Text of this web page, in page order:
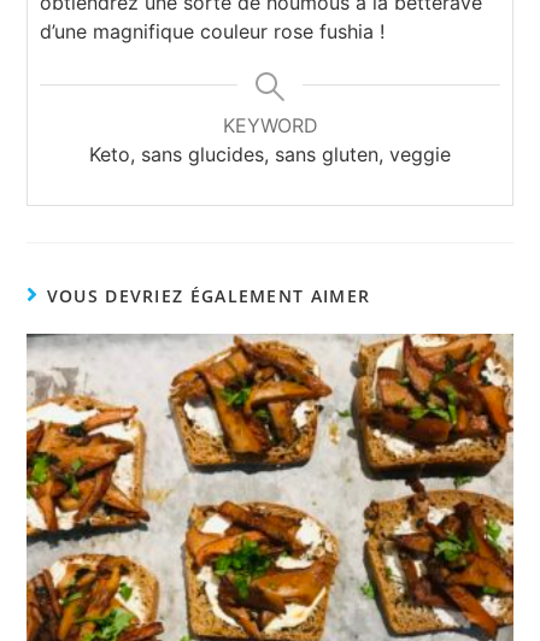
d’une magnifique couleur rose fushia !
KEYWORD
Keto, sans glucides, sans gluten, veggie
VOUS DEVRIEZ ÉGALEMENT AIMER